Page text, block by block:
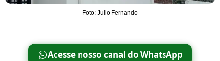
Foto: Julio Fernando
Acesse nosso canal do WhatsApp